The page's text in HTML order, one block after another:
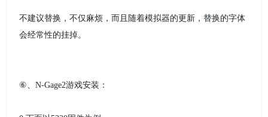
不建议替换，不仅麻烦，而且随着模拟器的更新，替换的字体
会经常性的挂掉。
⑥、N-Gage2游戏安装：